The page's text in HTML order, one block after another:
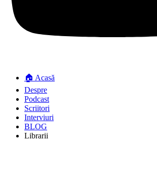
🏠 Acasă
Despre
Podcast
Scriitori
Interviuri
BLOG
Librarii